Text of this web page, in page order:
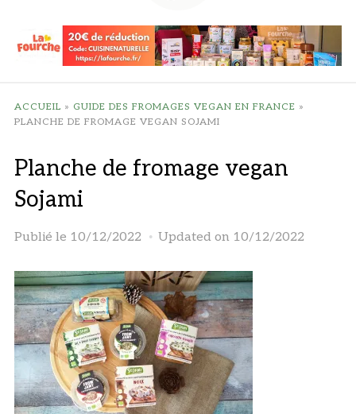
ACCUEIL » GUIDE DES FROMAGES VEGAN EN FRANCE »
PLANCHE DE FROMAGE VEGAN SOJAMI
Planche de fromage vegan
Sojami
Publié le 10/12/2022 Updated on 10/12/2022